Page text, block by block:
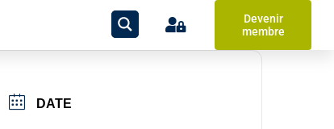
Devenir
membre
DATE